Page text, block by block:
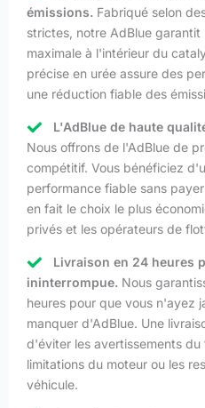
émissions. Fabriqué selon
strictes, notre AdBlue
maximale à l'intérieur du
précise en urée assure des
une réduction fiable des
L'AdBlue de haute
Nous offrons de l'AdBlue de
compétitif. Vous bénéficiez
performance fiable sans
en fait le choix le plus
privés et les opérateurs de
Livraison en 24 heures
ininterrompue. Nous
heures pour que vous n'ayez
manquer d'AdBlue. Une
d'éviter les avertissements
limitations du moteur ou les
véhicule.